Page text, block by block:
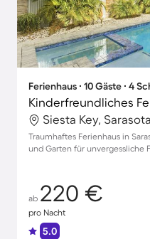
Ferienhaus ∙ 10 Gäste ∙ 4
Siesta Key,
Traumhaftes Ferienhaus in
und Garten für unvergessliche
ab 220 €
pro Nacht
5.0